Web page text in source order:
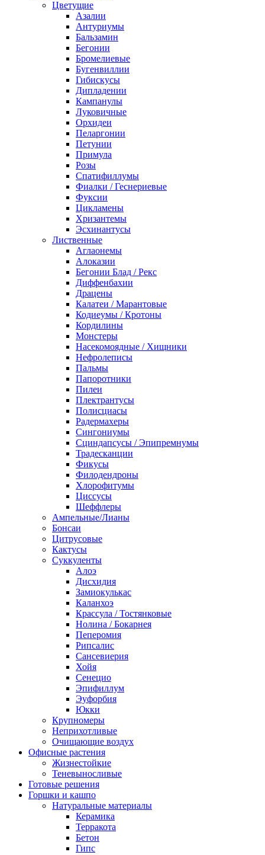
Цветущие
Азалии
Антуриумы
Бальзамин
Бегонии
Бромелиевые
Бугенвиллии
Гибискусы
Дипладении
Кампанулы
Луковичные
Орхидеи
Пеларгонии
Петунии
Примула
Розы
Спатифиллумы
Фиалки / Геснериевые
Фуксии
Цикламены
Хризантемы
Эсхинантусы
Лиственные
Аглаонемы
Алоказии
Бегонии Блад / Рекс
Диффенбахии
Драцены
Калатеи / Марантовые
Кодиеумы / Кротоны
Кордилины
Монстеры
Насекомоядные / Хищники
Нефролеписы
Пальмы
Папоротники
Пилеи
Плектрантусы
Полисциасы
Радермахеры
Сингониумы
Сциндапсусы / Эпипремнумы
Традесканции
Фикусы
Филодендроны
Хлорофитумы
Циссусы
Шеффлеры
Ампельные/Лианы
Бонсаи
Цитрусовые
Кактусы
Суккуленты
Алоэ
Дисхидия
Замиокулькас
Каланхоэ
Крассула / Тостянковые
Нолина / Бокарнея
Пеперомия
Рипсалис
Сансевиерия
Хойя
Сенецио
Эпифиллум
Эуфорбия
Юкки
Крупномеры
Неприхотливые
Очищающие воздух
Офисные растения
Жизнестойкие
Теневыносливые
Готовые решения
Горшки и кашпо
Натуральные материалы
Керамика
Терракота
Бетон
Гипс